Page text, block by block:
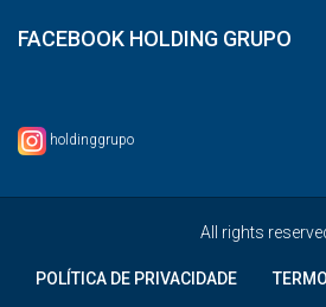
FACEBOOK HOLDING GRUPO
holdinggrupo
All rights
POLÍTICA DE PRIVACIDADE